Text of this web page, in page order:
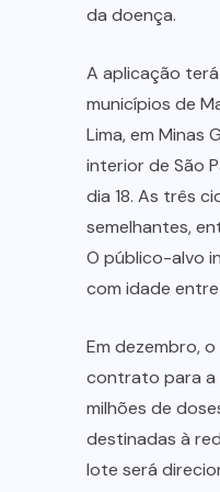
da doença.
A aplicação
municípios de
Lima, em Minas
interior de São
dia 18. As três
semelhantes,
O público-alvo
com idade
Em dezembro,
contrato para a
milhões de
destinadas à
lote será